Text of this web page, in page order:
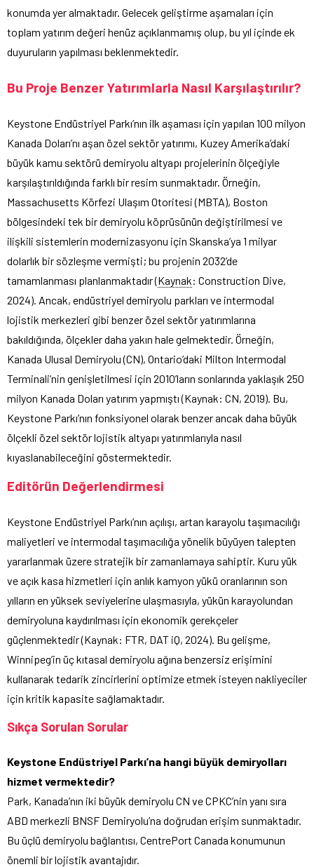
konumda yer almaktadır. Gelecek geliştirme aşamaları için
toplam yatırım değeri henüz açıklanmamış olup, bu yıl içinde ek
duyuruların yapılması beklenmektedir.
Bu Proje Benzer Yatırımlarla Nasıl Karşılaştırılır?
Keystone Endüstriyel Parkı’nın ilk aşaması için yapılan 100 milyon
Kanada Doları’nı aşan özel sektör yatırımı, Kuzey Amerika’daki
büyük kamu sektörü demiryolu altyapı projelerinin ölçeğiyle
karşılaştırıldığında farklı bir resim sunmaktadır. Örneğin,
Massachusetts Körfezi Ulaşım Otoritesi (MBTA), Boston
bölgesindeki tek bir demiryolu köprüsünün değiştirilmesi ve
ilişkili sistemlerin modernizasyonu için Skanska’ya 1 milyar
dolarlık bir sözleşme vermişti; bu projenin 2032’de
tamamlanması planlanmaktadır (Kaynak: Construction Dive,
2024). Ancak, endüstriyel demiryolu parkları ve intermodal
lojistik merkezleri gibi benzer özel sektör yatırımlarına
bakıldığında, ölçekler daha yakın hale gelmektedir. Örneğin,
Kanada Ulusal Demiryolu (CN), Ontario’daki Milton Intermodal
Terminali’nin genişletilmesi için 2010’ların sonlarında yaklaşık 250
milyon Kanada Doları yatırım yapmıştı (Kaynak: CN, 2019). Bu,
Keystone Parkı’nın fonksiyonel olarak benzer ancak daha büyük
ölçekli özel sektör lojistik altyapı yatırımlarıyla nasıl
kıyaslanabileceğini göstermektedir.
Editörün Değerlendirmesi
Keystone Endüstriyel Parkı’nın açılışı, artan karayolu taşımacılığı
maliyetleri ve intermodal taşımacılığa yönelik büyüyen talepten
yararlanmak üzere stratejik bir zamanlamaya sahiptir. Kuru yük
ve açık kasa hizmetleri için anlık kamyon yükü oranlarının son
yılların en yüksek seviyelerine ulaşmasıyla, yükün karayolundan
demiryoluna kaydırılması için ekonomik gerekçeler
güçlenmektedir (Kaynak: FTR, DAT iQ, 2024). Bu gelişme,
Winnipeg’in üç kıtasal demiryolu ağına benzersiz erişimini
kullanarak tedarik zincirlerini optimize etmek isteyen nakliyeciler
için kritik kapasite sağlamaktadır.
Sıkça Sorulan Sorular
Keystone Endüstriyel Parkı’na hangi büyük demiryolları
hizmet vermektedir?
Park, Kanada’nın iki büyük demiryolu CN ve CPKC’nin yanı sıra
ABD merkezli BNSF Demiryolu’na doğrudan erişim sunmaktadır.
Bu üçlü demiryolu bağlantısı, CentrePort Canada konumunun
önemli bir lojistik avantajıdır.